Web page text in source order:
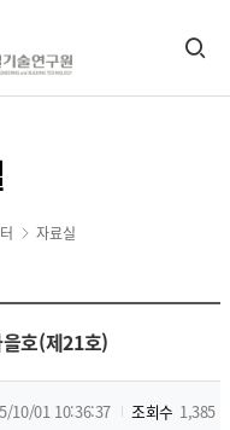
자료실
호(제21호)
10/01 10:36:37 조회수 1,385